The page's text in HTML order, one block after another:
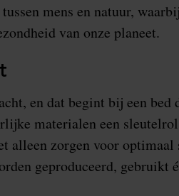
mens en natuur,
van onze planeet.
en dat begint bij een bed
materialen een
alleen zorgen voor
geproduceerd, gebruikt